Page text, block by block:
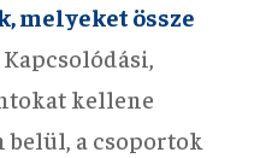
melyeket össze
kellene
belül, a csoportok